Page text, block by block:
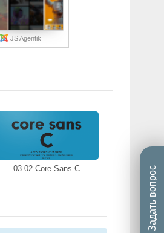
JS Agentik
03.02 Core Sans C Задать вопрос